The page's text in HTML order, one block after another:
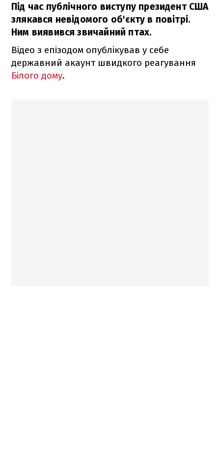
Під час публічного виступу президент США
злякався невідомого об'єкту в повітрі.
Ним виявився звичайний птах.
Відео з епізодом опублікував у себе
державний акаунт швидкого реагування
Білого дому.